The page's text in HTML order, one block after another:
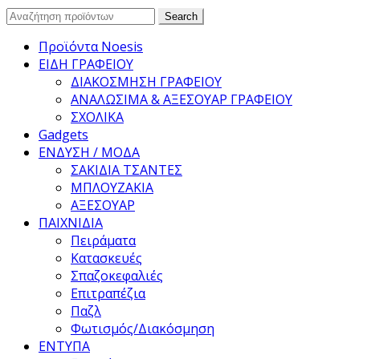
Search
Search
Προϊόντα Noesis
ΕΙΔΗ ΓΡΑΦΕΙΟΥ
ΔΙΑΚΟΣΜΗΣΗ ΓΡΑΦΕΙΟΥ
ΑΝΑΛΩΣΙΜΑ & ΑΞΕΣΟΥΑΡ ΓΡΑΦΕΙΟΥ
ΣΧΟΛΙΚΑ
Gadgets
ΕΝΔΥΣΗ / ΜΟΔΑ
ΣΑΚΙΔΙΑ ΤΣΑΝΤΕΣ
ΜΠΛΟΥΖΑΚΙΑ
ΑΞΕΣΟΥΑΡ
ΠΑΙΧΝΙΔΙΑ
Πειράματα
Κατασκευές
Σπαζοκεφαλιές
Επιτραπέζια
Παζλ
Φωτισμός/Διακόσμηση
ΕΝΤΥΠΑ